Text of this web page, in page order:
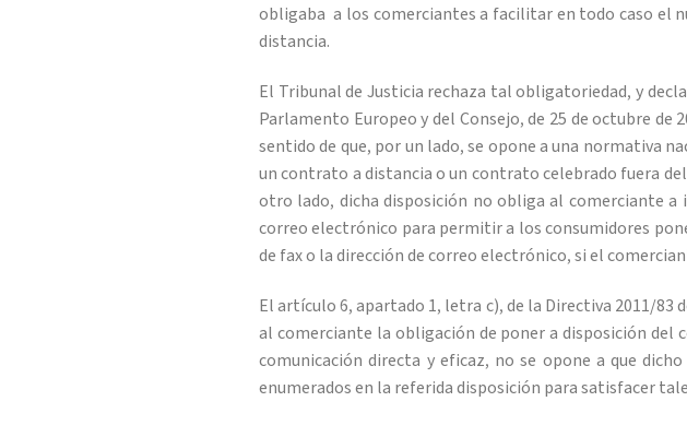
obligaba a los comerciantes a facilitar en todo caso el
distancia.
El Tribunal de Justicia rechaza tal obligatoriedad, y
Parlamento Europeo y del Consejo, de 25 de octubre
sentido de que, por un lado, se opone a una normativa
un contrato a distancia o un contrato celebrado fuera
otro lado, dicha disposición no obliga al comerciante a
correo electrónico para permitir a los consumidores
de fax o la dirección de correo electrónico, si el
El artículo 6, apartado 1, letra c), de la Directiva 2011/
al comerciante la obligación de poner a disposición del
comunicación directa y eficaz, no se opone a que
enumerados en la referida disposición para satisfacer